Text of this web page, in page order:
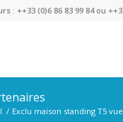
: ++33 (0)6 86 83 99 84 ou
/ Exclu maison standing T5